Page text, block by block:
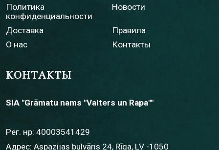
Политика
конфиденциальности
Новости
Доставка
Правила
О нас
Контакты
КОНТАКТЫ
SIA "Grāmatu nams "Valters un Rapa""
Рег. нр: 40003541429
Адрес: Aspazijas bulvāris 24, Rīga, LV -1050